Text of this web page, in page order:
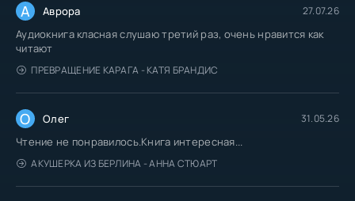
А Аврора 27.07.26
Аудиокнига класная слушаю третий раз, очень нравится как
читают
ПРЕВРАЩЕНИЕ КАРАГА - КАТЯ БРАНДИС
О Олег 31.05.26
Чтение не понравилось.Книга интересная...
АКУШЕРКА ИЗ БЕРЛИНА - АННА СТЮАРТ